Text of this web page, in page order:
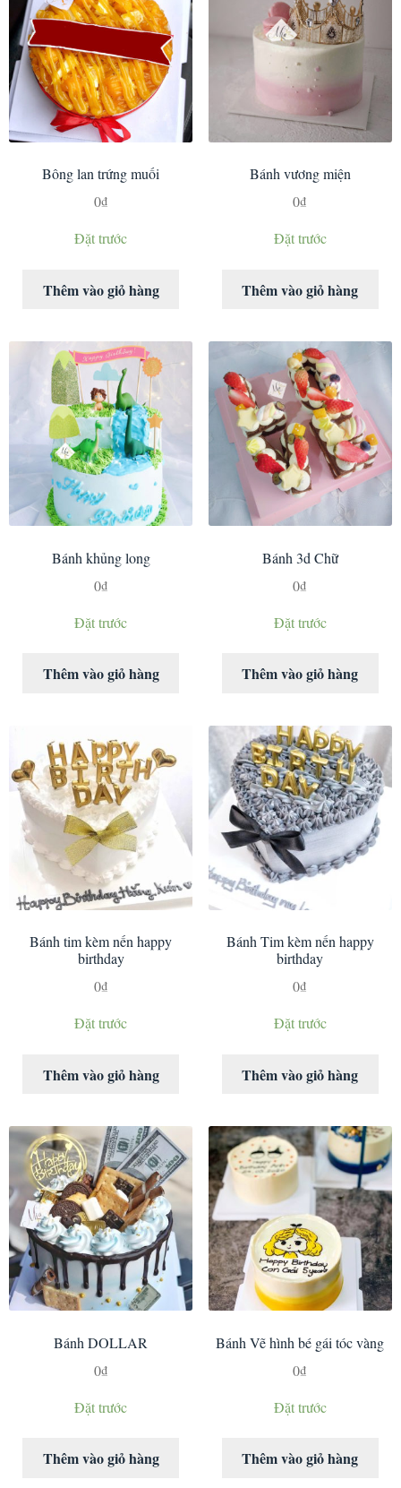
Bông lan trứng muối
0₫
Đặt trước
Thêm vào giỏ hàng
Bánh vương miện
0₫
Đặt trước
Thêm vào giỏ hàng
Bánh khủng long
0₫
Đặt trước
Thêm vào giỏ hàng
Bánh 3d Chữ
0₫
Đặt trước
Thêm vào giỏ hàng
Bánh tim kèm nến happy
birthday
0₫
Đặt trước
Thêm vào giỏ hàng
Bánh Tim kèm nến happy
birthday
0₫
Đặt trước
Thêm vào giỏ hàng
Bánh DOLLAR
0₫
Đặt trước
Thêm vào giỏ hàng
Bánh Vẽ hình bé gái tóc vàng
0₫
Đặt trước
Thêm vào giỏ hàng